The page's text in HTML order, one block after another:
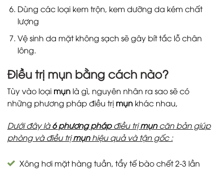
Dùng các loại kem trộn, kem dưỡng da kém chất
lượng
Vệ sinh da mặt không sạch sẽ gây bít tắc lỗ chân
lông.
Điều trị mụn bằng cách nào?
Tùy vào loại mụn là gì, nguyên nhân ra sao sẽ có
những phương pháp điều trị mụn khác nhau,
Dưới đây là6 phương phápđiều trịmụncăn bản giúp
phòng và điều trịmụnhiệu quả và tận gốc :
Xông hơi mặt hàng tuần, tẩy tế bào chết 2-3 lần